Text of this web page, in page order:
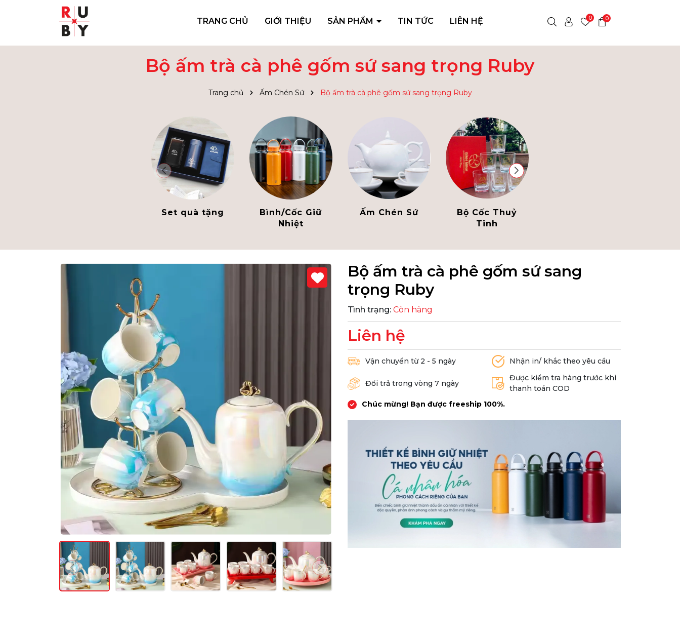
TRANG CHỦ GIỚI THIỆU SẢN PHẨM TIN TỨC LIÊN HỆ 0 0
Bộ ấm trà cà phê gốm sứ sang trọng Ruby
Trang chủ Ấm Chén Sứ Bộ ấm trà cà phê gốm sứ sang trọng Ruby
Set quà tặng
Bình/Cốc Giữ
Nhiệt
Ấm Chén Sứ
Bộ Cốc Thuỷ
Tinh
Bộ ấm trà cà phê gốm sứ sang
trọng Ruby
Tình trạng: Còn hàng
Liên hệ
Vận chuyển từ 2 - 5 ngày Nhận in/ khắc theo yêu cầu
Đổi trả trong vòng 7 ngày
Được kiểm tra hàng trước khi
thanh toán COD
Chúc mừng! Bạn được freeship 100%.